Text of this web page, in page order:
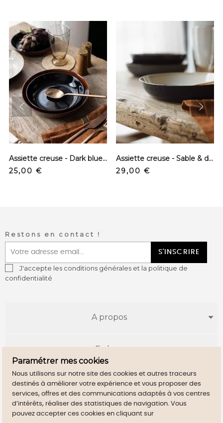
Assiette creuse - Dark blue et rouille - S
Prix
25,00 €
Assiette creuse - Sable & dark blue - M
Prix
29,00 €
prev next
Restons en contact !
S'INSCRIRE
J'accepte les conditions générales et la politique de
confidentialité
A propos
E-shop
Infos utiles
Paramétrer mes cookies
Nous utilisons sur notre site des cookies et autres traceurs
destinés à améliorer votre expérience et vous proposer des
services, offres et des communications adaptés à vos centres
d’intérêts, réaliser des statistiques de navigation. Vous
pouvez accepter ces cookies en cliquant sur